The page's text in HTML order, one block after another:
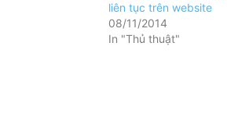
liên tục trên website
08/11/2014
In "Thủ thuật"